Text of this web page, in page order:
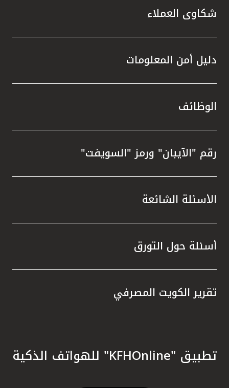
شكاوى العملاء
دليل أمن المعلومات
الوظائف
رقم "الآيبان" ورمز "السويفت"
الأسئلة الشائعة
أسئلة حول التورق
تقرير الكويت المصرفي
تطبيق "KFHOnline" للهواتف الذكية